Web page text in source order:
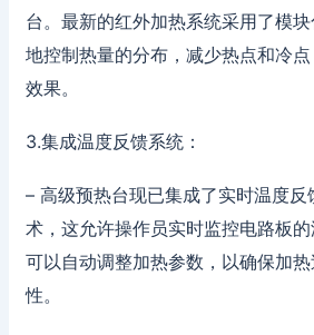
台。最新的红外加热系统采用了模
地控制热量的分布，减少热点和冷
效果。
3.集成温度反馈系统：
– 高级预热台现已集成了实时温度
术，这允许操作员实时监控电路板
可以自动调整加热参数，以确保加
性。